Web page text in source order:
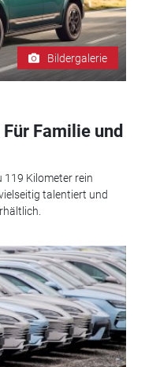
Bildergalerie
Familie und
119 Kilometer rein
talentiert und